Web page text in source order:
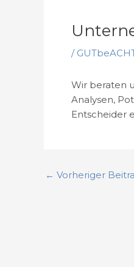
/
Wir beraten
Analysen,
Entscheider
← Vorheriger